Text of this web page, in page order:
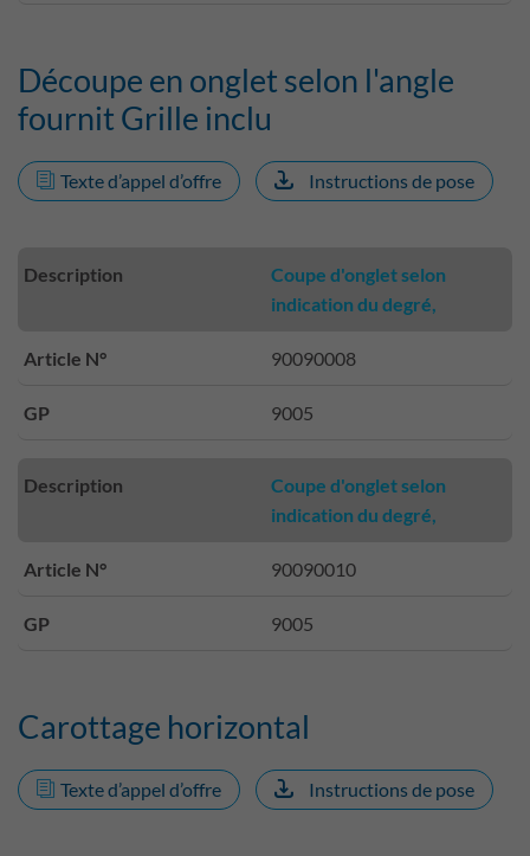
Découpe en onglet selon l'angle
fournit Grille inclu
Texte d’appel d’offre Instructions de pose
Description
Coupe d'onglet selon
indication du degré,
Article N° 90090008
GP 9005
Description
Coupe d'onglet selon
indication du degré,
Article N° 90090010
GP 9005
Carottage horizontal
Texte d’appel d’offre Instructions de pose